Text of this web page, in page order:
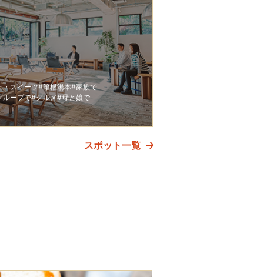
・スイーツ#箱根湯本#家族で
ループで#グルメ#母と娘で
スポット一覧